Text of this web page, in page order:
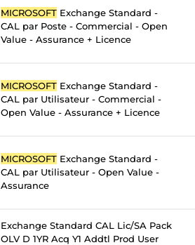
MICROSOFT Exchange Standard -
CAL par Poste - Commercial - Open
Value - Assurance + Licence
MICROSOFT Exchange Standard -
CAL par Utilisateur - Commercial -
Open Value - Assurance + Licence
MICROSOFT Exchange Standard -
CAL par Utilisateur - Open Value -
Assurance
Exchange Standard CAL Lic/SA Pack
OLV D 1YR Acq Y1 Addtl Prod User